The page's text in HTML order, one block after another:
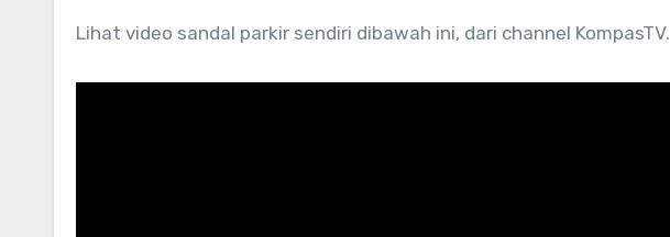
Lihat video sandal parkir sendiri dibawah ini, dari channel KompasTV.